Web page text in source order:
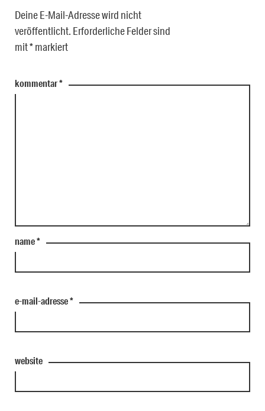
Deine E-Mail-Adresse wird nicht
veröffentlicht. Erforderliche Felder sind
mit*markiert
kommentar*
name*
e-mail-adresse*
website